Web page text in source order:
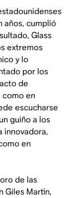
años, cumplió
Glass
extremos
y lo
por los
de
como en
escucharse
guiño a los
innovadora,
en
de las
Giles Martin,